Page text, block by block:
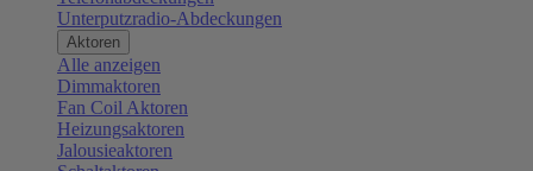
Unterputzradio-Abdeckungen
Aktoren
Alle anzeigen
Dimmaktoren
Fan Coil Aktoren
Heizungsaktoren
Jalousieaktoren